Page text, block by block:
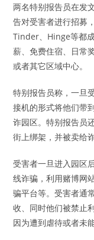
两名特别报告员在发
告对受害者进行招募
Tinder、Hinge等都
薪、免费住宿、日常
或者其它区域中心。
特别报告员称，一旦
接机的形式将他们带
诈园区。特别报告员
街上绑架，并被卖给
受害者一旦进入园区
线诈骗，利用赌博网
骗平台等。受害者通
收、同时他们被禁止
因为遭到虐待或者未